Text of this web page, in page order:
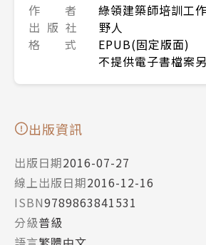
作 者
綠領建築師培訓工
出 版 社
野人
格 式
EPUB(固定版面)
不提供電子書檔案
出版資訊
出版日期2016-07-27
線上出版日期2016-12-16
ISBN9789863841531
分級普級